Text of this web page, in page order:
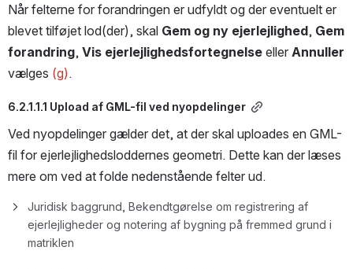
Når felterne for forandringen er udfyldt og der eventuelt er
blevet tilføjet lod(der), skal Gem og ny ejerlejlighed, Gem
forandring, Vis ejerlejlighedsfortegnelse eller Annuller
vælges (g) .
6.2.1.1.1 Upload af GML-fil ved nyopdelinger
Ved nyopdelinger gælder det, at der skal uploades en GML-
fil for ejerlejlighedsloddernes geometri. Dette kan der læses
mere om ved at folde nedenstående felter ud.
Juridisk baggrund, Bekendtgørelse om registrering af
ejerlejligheder og notering af bygning på fremmed grund i
matriklen